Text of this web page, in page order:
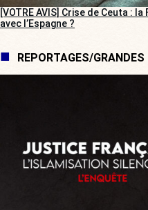
[VOTRE AVIS] Crise de Ceuta :
avec l’Espagne ?
REPORTAGES/GRANDES